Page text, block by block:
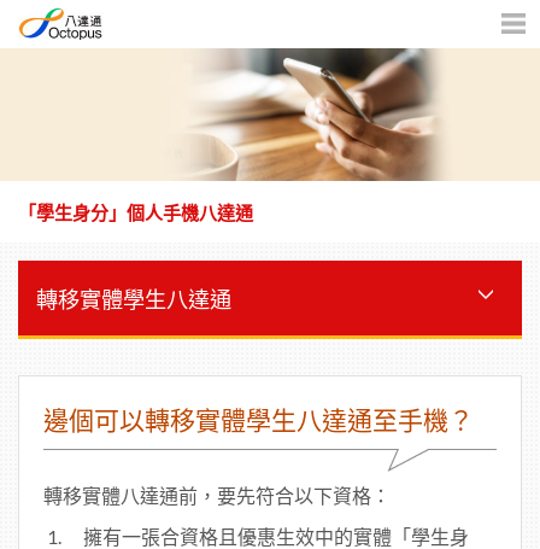
「學生身分」個人手機八達通
轉移實體學生八達通
邊個可以轉移實體學生八達通至手機？
轉移實體八達通前，要先符合以下資格：
擁有一張合資格且優惠生效中的實體「學生身